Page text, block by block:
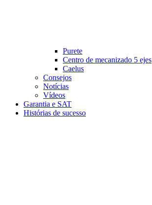
Purete
Centro de mecanizado 5 ejes
Caelus
Consejos
Notícias
Vídeos
Garantia e SAT
Histórias de sucesso